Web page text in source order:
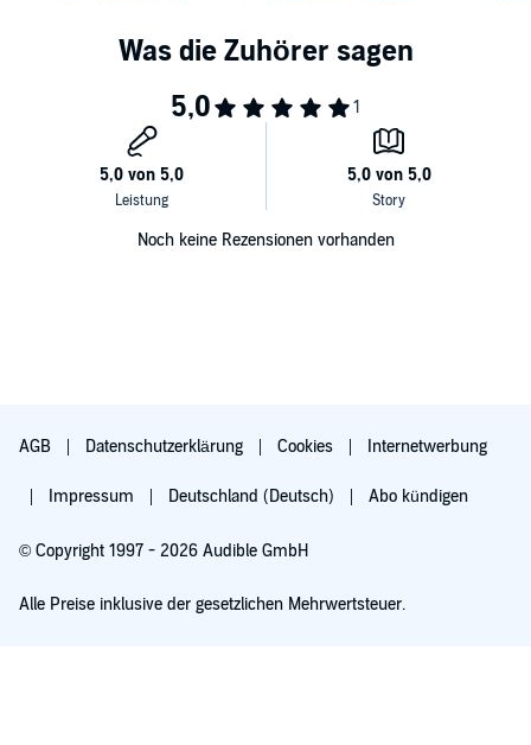
Noch keine Rezensionen vorhanden
AGB Datenschutzerklärung Cookies Internetwerbung
Impressum Deutschland (Deutsch) Abo kündigen
© Copyright 1997 - 2026 Audible GmbH
Alle Preise inklusive der gesetzlichen Mehrwertsteuer.